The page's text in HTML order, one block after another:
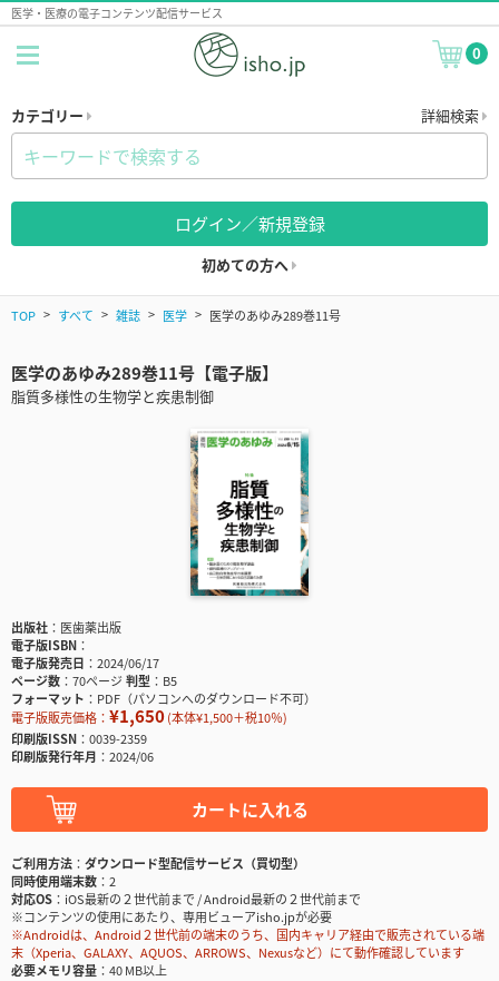
医学・医療の電子コンテンツ配信サービス
0
カテゴリー 詳細検索
ログイン／新規登録
初めての方へ
TOP すべて 雑誌 医学 医学のあゆみ289巻11号
医学のあゆみ289巻11号【電子版】
脂質多様性の生物学と疾患制御
出版社
医歯薬出版
電子版ISBN
電子版発売日
2024/06/17
ページ数
70ページ判型
B5
フォーマット
PDF（パソコンへのダウンロード不可）
電子版販売価格： ¥1,650(本体¥1,500＋税10％)
印刷版ISSN
0039-2359
印刷版発行年月
2024/06
カートに入れる
ご利用方法
ダウンロード型配信サービス（買切型）
同時使用端末数
2
対応OS
iOS最新の２世代前まで / Android最新の２世代前まで
※コンテンツの使用にあたり、専用ビューアisho.jpが必要
※Androidは、Android２世代前の端末のうち、国内キャリア経由で販売されている端
末（Xperia、GALAXY、AQUOS、ARROWS、Nexusなど）にて動作確認しています
必要メモリ容量
40 MB以上